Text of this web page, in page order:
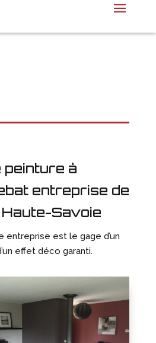
à
entreprise de
Savoie
entreprise est le gage d’un
effet déco garanti.